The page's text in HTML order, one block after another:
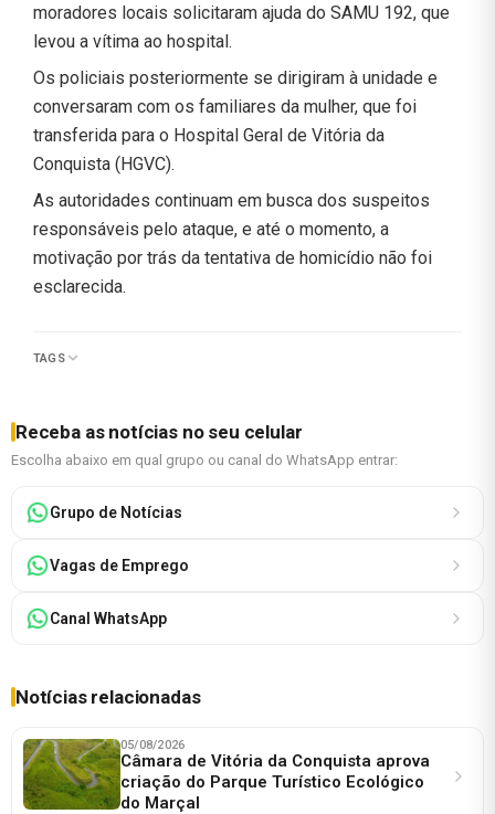
moradores locais solicitaram ajuda do SAMU 192, que
levou a vítima ao hospital.
Os policiais posteriormente se dirigiram à unidade e
conversaram com os familiares da mulher, que foi
transferida para o Hospital Geral de Vitória da
Conquista (HGVC).
As autoridades continuam em busca dos suspeitos
responsáveis pelo ataque, e até o momento, a
motivação por trás da tentativa de homicídio não foi
esclarecida.
TAGS
Receba as notícias no seu celular
Escolha abaixo em qual grupo ou canal do WhatsApp entrar:
Grupo de Notícias
Vagas de Emprego
Canal WhatsApp
Notícias relacionadas
05/08/2026
Câmara de Vitória da Conquista aprova
criação do Parque Turístico Ecológico
do Marçal